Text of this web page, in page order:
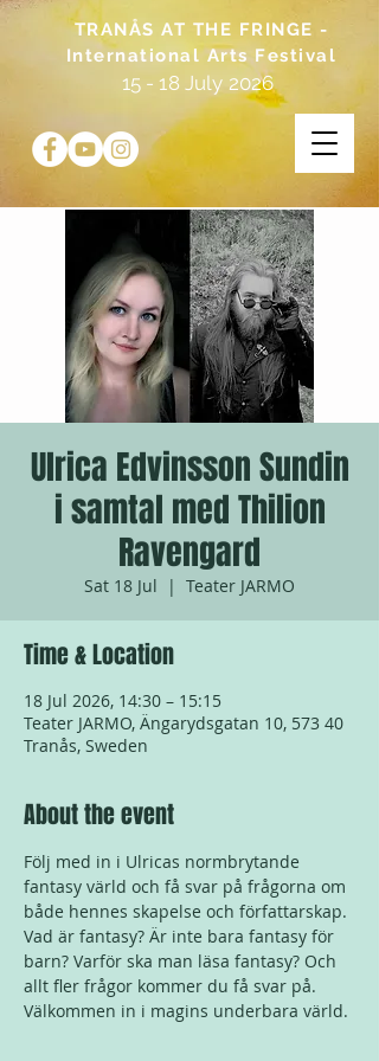
TRANÅS AT THE FRINGE -
International Arts Festival
15 - 18 July 2026
Ulrica Edvinsson Sundin
i samtal med Thilion
Ravengard
Sat 18 Jul
  |
Teater JARMO
Time & Location
18 Jul 2026, 14:30 – 15:15
Teater JARMO, Ängarydsgatan 10, 573 40
Tranås, Sweden
About the event
Följ med in i Ulricas normbrytande
fantasy värld och få svar på frågorna om
både hennes skapelse och författarskap.
Vad är fantasy? Är inte bara fantasy för
barn? Varför ska man läsa fantasy? Och
allt fler frågor kommer du få svar på.
Välkommen in i magins underbara värld.